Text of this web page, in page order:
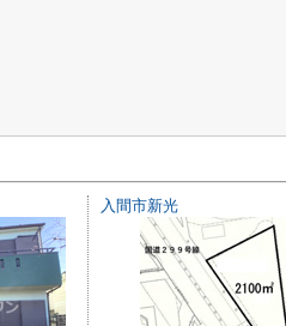
入間市新光